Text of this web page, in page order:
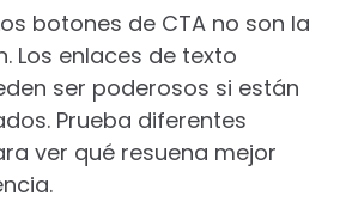
botones de CTA no son la
Los enlaces de texto
ser poderosos si están
Prueba diferentes
ver qué resuena mejor